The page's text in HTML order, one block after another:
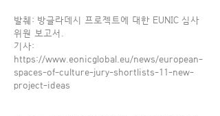
발췌: 방글라데시 프로젝트에 대한 EUNIC 심사
위원 보고서.
기사:
https://www.eonicglobal.eu/news/european-
spaces-of-culture-jury-shortlists-11-new-
project-ideas